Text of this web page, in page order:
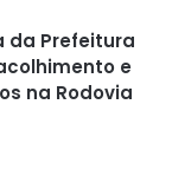
da Prefeitura
e
na Rodovia